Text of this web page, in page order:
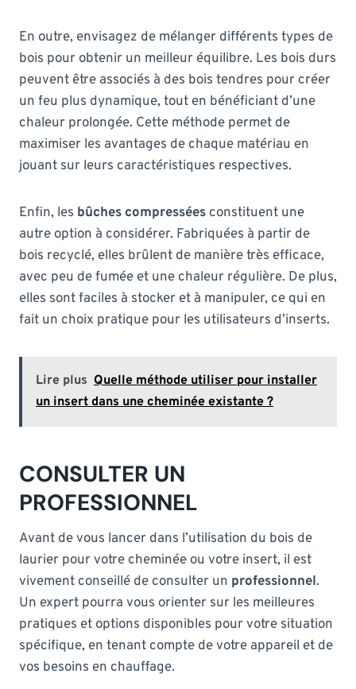
En outre, envisagez de mélanger différents types de
bois pour obtenir un meilleur équilibre. Les bois durs
peuvent être associés à des bois tendres pour créer
un feu plus dynamique, tout en bénéficiant d’une
chaleur prolongée. Cette méthode permet de
maximiser les avantages de chaque matériau en
jouant sur leurs caractéristiques respectives.
Enfin, les bûches compressées constituent une
autre option à considérer. Fabriquées à partir de
bois recyclé, elles brûlent de manière très efficace,
avec peu de fumée et une chaleur régulière. De plus,
elles sont faciles à stocker et à manipuler, ce qui en
fait un choix pratique pour les utilisateurs d’inserts.
Lire plus Quelle méthode utiliser pour installer
un insert dans une cheminée existante ?
CONSULTER UN
PROFESSIONNEL
Avant de vous lancer dans l’utilisation du bois de
laurier pour votre cheminée ou votre insert, il est
vivement conseillé de consulter un professionnel.
Un expert pourra vous orienter sur les meilleures
pratiques et options disponibles pour votre situation
spécifique, en tenant compte de votre appareil et de
vos besoins en chauffage.